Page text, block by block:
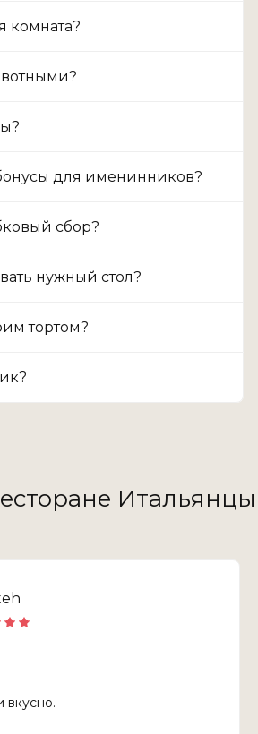
комната?
для именинников?
сбор?
нужный стол?
тортом?
Итальянцы
вкусно.